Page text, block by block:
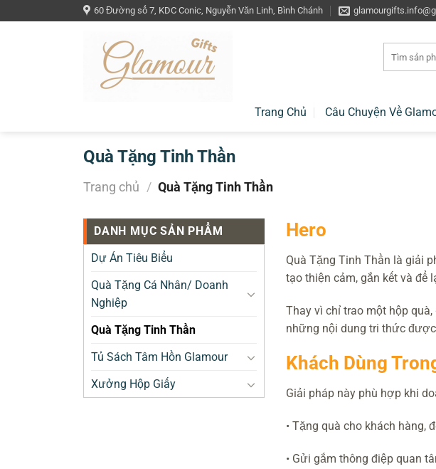
đến
60 Đường số 7, KDC Conic, Nguyễn Văn Linh, Bình Chánh
kiếm:
Trang Chủ Câu Chuyện Về
Quà Tặng Tinh Thần
Trang chủ / Quà Tặng Tinh Thần
DANH MỤC SẢN PHẨM
Dự Án Tiêu Biểu
Quà Tặng Cá Nhân/ Doanh
Nghiệp
Quà Tặng Tinh Thần
Tủ Sách Tâm Hồn Glamour
Xưởng Hộp Giấy
Hero
Quà Tặng Tinh Thần là giải
tạo thiện cảm, gắn kết và để
Thay vì chỉ trao một hộp
những nội dung tri thức
Khách Dùng
Giải pháp này phù hợp khi
• Tặng quà cho khách hàng,
• Gửi gắm thông điệp quan